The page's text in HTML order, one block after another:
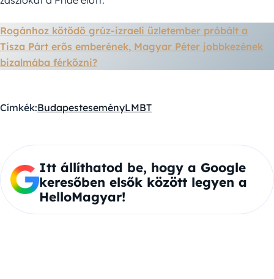
Rogánhoz kötődő grúz-izraeli üzletember próbált a
Tisza Párt erős emberének, Magyar Péter jobbkezének
bizalmába férkőzni?
Címkék:BudapesteseményLMBT
Itt állíthatod be, hogy a Google
keresőben elsők között legyen a
HelloMagyar!